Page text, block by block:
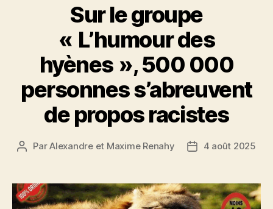
Sur le groupe
« L’humour des
hyènes », 500 000
personnes s’abreuvent
de propos racistes
Auteur
ParAlexandre et Maxime Renahy
Date4 août 2025